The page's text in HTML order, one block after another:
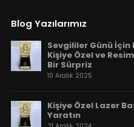
Blog Yazılarımız
Sevgililer Günü İçin
Kişiye Özel ve
Bir Sürpriz
10 Aralık 2025
Kişiye Özel Lazer
Yaratın